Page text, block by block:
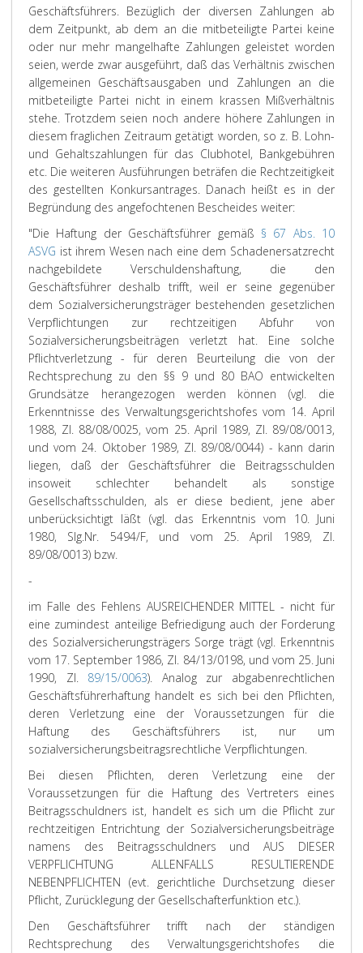
Geschäftsführers. Bezüglich der diversen Zahlungen ab
dem Zeitpunkt, ab dem an die mitbeteiligte Partei keine
oder nur mehr mangelhafte Zahlungen geleistet worden
seien, werde zwar ausgeführt, daß das Verhältnis zwischen
allgemeinen Geschäftsausgaben und Zahlungen an die
mitbeteiligte Partei nicht in einem krassen Mißverhältnis
stehe. Trotzdem seien noch andere höhere Zahlungen in
diesem fraglichen Zeitraum getätigt worden, so z. B. Lohn-
und Gehaltszahlungen für das Clubhotel, Bankgebühren
etc. Die weiteren Ausführungen beträfen die Rechtzeitigkeit
des gestellten Konkursantrages. Danach heißt es in der
Begründung des angefochtenen Bescheides weiter:
"Die Haftung der Geschäftsführer gemäß § 67 Abs. 10
ASVG ist ihrem Wesen nach eine dem Schadenersatzrecht
nachgebildete Verschuldenshaftung, die den
Geschäftsführer deshalb trifft, weil er seine gegenüber
dem Sozialversicherungsträger bestehenden gesetzlichen
Verpflichtungen zur rechtzeitigen Abfuhr von
Sozialversicherungsbeiträgen verletzt hat. Eine solche
Pflichtverletzung - für deren Beurteilung die von der
Rechtsprechung zu den §§ 9 und 80 BAO entwickelten
Grundsätze herangezogen werden können (vgl. die
Erkenntnisse des Verwaltungsgerichtshofes vom 14. April
1988, Zl. 88/08/0025, vom 25. April 1989, Zl. 89/08/0013,
und vom 24. Oktober 1989, Zl. 89/08/0044) - kann darin
liegen, daß der Geschäftsführer die Beitragsschulden
insoweit schlechter behandelt als sonstige
Gesellschaftsschulden, als er diese bedient, jene aber
unberücksichtigt läßt (vgl. das Erkenntnis vom 10. Juni
1980, Slg.Nr. 5494/F, und vom 25. April 1989, Zl.
89/08/0013) bzw.
-
im Falle des Fehlens AUSREICHENDER MITTEL - nicht für
eine zumindest anteilige Befriedigung auch der Forderung
des Sozialversicherungsträgers Sorge trägt (vgl. Erkenntnis
vom 17. September 1986, Zl. 84/13/0198, und vom 25. Juni
1990, Zl. 89/15/0063). Analog zur abgabenrechtlichen
Geschäftsführerhaftung handelt es sich bei den Pflichten,
deren Verletzung eine der Voraussetzungen für die
Haftung des Geschäftsführers ist, nur um
sozialversicherungsbeitragsrechtliche Verpflichtungen.
Bei diesen Pflichten, deren Verletzung eine der
Voraussetzungen für die Haftung des Vertreters eines
Beitragsschuldners ist, handelt es sich um die Pflicht zur
rechtzeitigen Entrichtung der Sozialversicherungsbeiträge
namens des Beitragsschuldners und AUS DIESER
VERPFLICHTUNG ALLENFALLS RESULTIERENDE
NEBENPFLICHTEN (evt. gerichtliche Durchsetzung dieser
Pflicht, Zurücklegung der Gesellschafterfunktion etc.).
Den Geschäftsführer trifft nach der ständigen
Rechtsprechung des Verwaltungsgerichtshofes die